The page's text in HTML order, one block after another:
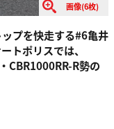
画像(6枚)
プを快走する#6亀井
トポリスでは、
CBR1000RR-R勢の